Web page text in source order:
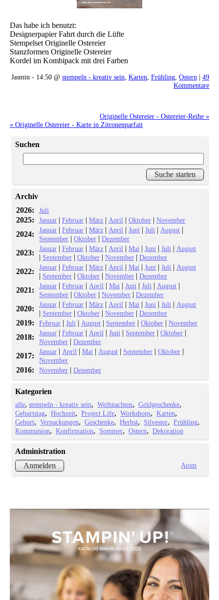
Das habe ich benutzt:
Designerpapier Fahrt durch die Lüfte
Stempelset Originelle Ostereier
Stanzformen Originelle Ostereier
Kordel im Kombipack mit drei Farben
Jasmin - 14:50 @ stempeln - kreativ sein Karten Frühling Ostern | 49
Kommentare
Originelle Ostereier - Ostereier-Reihe »
« Originelle Ostereier - Karte in Zitronenparfait
Suchen
Archiv
2026:
Juli
2025: Januar |Februar |März | April |Oktober |November
2024: Januar |Februar |März | April |Juni |Juli | August |
September |Oktober |Dezember
2023: Januar |Februar |März | April |Mai |Juni |Juli | August
| September |Oktober |November |Dezember
2022: Januar |Februar |März | April |Mai |Juni |Juli | August
| September |Oktober |November |Dezember
2021: Januar |Februar | April |Mai |Juni |Juli | August |
September |Oktober |November |Dezember
2020: Januar |Februar |März | April |Mai |Juni |Juli | August
| September |Oktober |November |Dezember
2019: Februar |Juli | August | September |Oktober |November
2018: Januar |Februar | April |Juni | September |Oktober |
November |Dezember
2017: Januar | April |Mai | August | September |Oktober |
November
2016: November |Dezember
Kategorien
alle stempeln - kreativ sein Weihnachten
Geldgeschenke
Geburtstag
Hochzeit Project Life Workshops
Karten
Geburt
Verpackungen Geschenke Herbst Silvester
Frühling
Kommunion
Konfirmation Sommer Ostern Dekoration
Administration
Anmelden
Atom